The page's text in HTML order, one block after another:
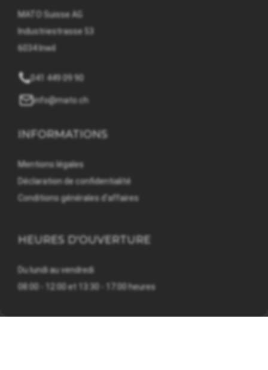
MATO Suisse AG
Industriestrasse 53
6034 Inwil
041 449 09 90
info@mato.ch
INFORMATIONS
Mentions légales
Déclaration de confidentialité
Conditions générales d'affaires
HEURES D'OUVERTURE
Du lundi au vendredi
08:00 - 12:00 et 13:30 - 17:00 heures